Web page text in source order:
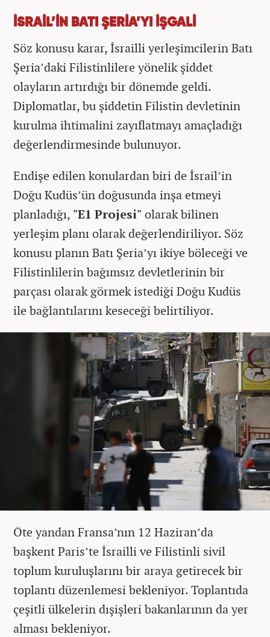
İSRAİL’İN BATI ŞERİA’YI İŞGALİ
Söz konusu karar, İsrailli yerleşimcilerin Batı
Şeria’daki Filistinlilere yönelik şiddet
olayların artırdığı bir dönemde geldi.
Diplomatlar, bu şiddetin Filistin devletinin
kurulma ihtimalini zayıflatmayı amaçladığı
değerlendirmesinde bulunuyor.
Endişe edilen konulardan biri de İsrail’in
Doğu Kudüs’ün doğusunda inşa etmeyi
planladığı, "E1 Projesi" olarak bilinen
yerleşim planı olarak değerlendiriliyor. Söz
konusu planın Batı Şeria’yı ikiye böleceği ve
Filistinlilerin bağımsız devletlerinin bir
parçası olarak görmek istediği Doğu Kudüs
ile bağlantılarını keseceği belirtiliyor.
Öte yandan Fransa’nın 12 Haziran’da
başkent Paris’te İsrailli ve Filistinli sivil
toplum kuruluşlarını bir araya getirecek bir
toplantı düzenlemesi bekleniyor. Toplantıda
çeşitli ülkelerin dışişleri bakanlarının da yer
alması bekleniyor.